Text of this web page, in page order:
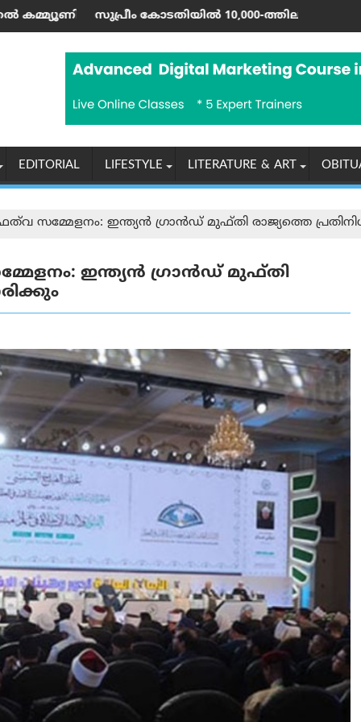
ഷാർജയിൽ 50ലേറെ വേനൽക്കാല പരിപാടികളുമായി
10,000-ത്തിലധികം കേസുകളും ഇന്ത്യയുടെ
EDITORIAL LIFESTYLE LITERATURE & ART
സമ്മേളനം: ഇന്ത്യൻ ഗ്രാൻഡ് മുഫ്തി രാജ്യത്തെ
ഇന്ത്യൻ ഗ്രാൻഡ് മുഫ്തി